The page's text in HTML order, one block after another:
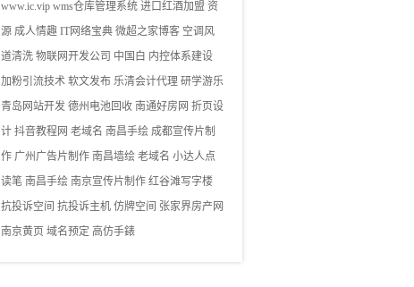
www.ic.vip wms仓库管理系统 进口红酒加盟 资
源 成人情趣 IT网络宝典 微超之家博客 空调风
道清洗 物联网开发公司 中国白 内控体系建设
加粉引流技术 软文发布 乐清会计代理 研学游乐
青岛网站开发 德州电池回收 南通好房网 折页设
计 抖音教程网 老域名 南昌手绘 成都宣传片制
作 广州广告片制作 南昌墙绘 老域名 小达人点
读笔 南昌手绘 南京宣传片制作 红谷滩写字楼
抗投诉空间 抗投诉主机 仿牌空间 张家界房产网
南京黄页 域名预定 高仿手錶